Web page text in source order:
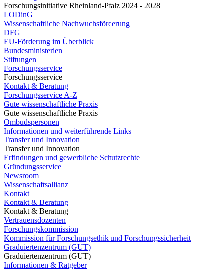
Forschungsinitiative Rheinland-Pfalz 2024 - 2028
LODinG
Wissenschaftliche Nachwuchsförderung
DFG
EU-Förderung im Überblick
Bundesministerien
Stiftungen
Forschungsservice
Forschungsservice
Kontakt & Beratung
Forschungsservice A-Z
Gute wissenschaftliche Praxis
Gute wissenschaftliche Praxis
Ombudspersonen
Informationen und weiterführende Links
Transfer und Innovation
Transfer und Innovation
Erfindungen und gewerbliche Schutzrechte
Gründungsservice
Newsroom
Wissenschaftsallianz
Kontakt
Kontakt & Beratung
Kontakt & Beratung
Vertrauensdozenten
Forschungskommission
Kommission für Forschungsethik und Forschungssicherheit
Graduiertenzentrum (GUT)
Graduiertenzentrum (GUT)
Informationen & Ratgeber